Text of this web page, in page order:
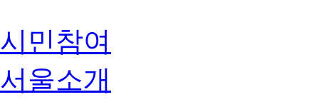
시민참여
서울소개